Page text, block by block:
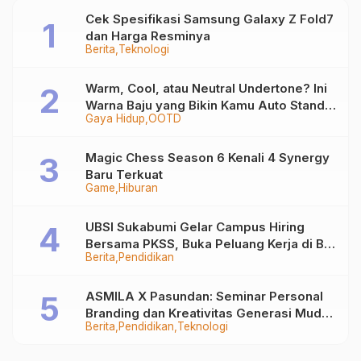
Berita Teknologi
Cek Spesifikasi Samsung Galaxy Z Fold7
dan Harga Resminya
Gaya Hidup OOTD
Warm, Cool, atau Neutral Undertone? Ini
Warna Baju yang Bikin Kamu Auto Stand
Out
Game Hiburan
Magic Chess Season 6 Kenali 4 Synergy
Baru Terkuat
Berita Pendidikan
UBSI Sukabumi Gelar Campus Hiring
Bersama PKSS, Buka Peluang Kerja di BRI
Group
Berita Pendidikan Teknologi
ASMILA X Pasundan: Seminar Personal
Branding dan Kreativitas Generasi Muda
Bersama SDKF